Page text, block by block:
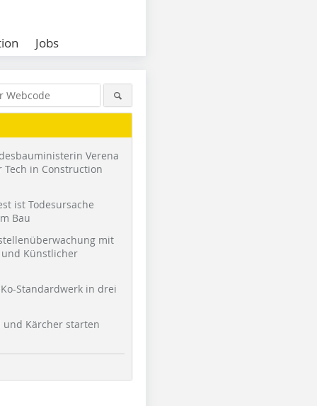
Jobs
Verena
in Construction
ist Todesursache
Bau
mit
Künstlicher
Standardwerk in drei
und Kärcher starten